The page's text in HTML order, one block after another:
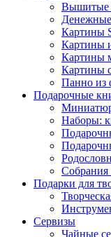
Вышитые
Картины
Картины
Картины
Картины
Панно из
Подарочные
Наборы:
Собрания
Подарки для
Cервизы
Чайные